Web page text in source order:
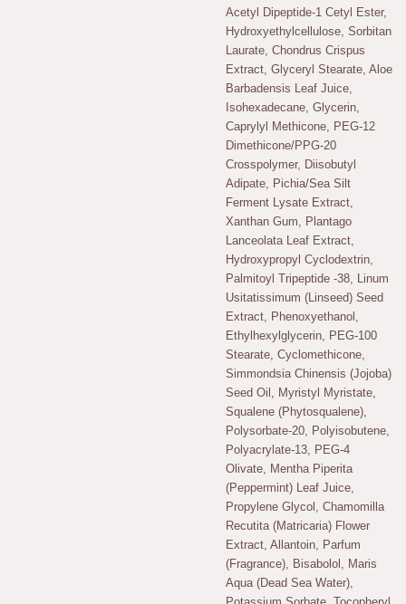
Acetyl Dipeptide-1 Cetyl Ester,
Hydroxyethylcellulose, Sorbitan
Laurate, Chondrus Crispus
Extract, Glyceryl Stearate, Aloe
Barbadensis Leaf Juice,
Isohexadecane, Glycerin,
Caprylyl Methicone, PEG-12
Dimethicone/PPG-20
Crosspolymer, Diisobutyl
Adipate, Pichia/Sea Silt
Ferment Lysate Extract,
Xanthan Gum, Plantago
Lanceolata Leaf Extract,
Hydroxypropyl Cyclodextrin,
Palmitoyl Tripeptide -38, Linum
Usitatissimum (Linseed) Seed
Extract, Phenoxyethanol,
Ethylhexylglycerin, PEG-100
Stearate, Cyclomethicone,
Simmondsia Chinensis (Jojoba)
Seed Oil, Myristyl Myristate,
Squalene (Phytosqualene),
Polysorbate-20, Polyisobutene,
Polyacrylate-13, PEG-4
Olivate, Mentha Piperita
(Peppermint) Leaf Juice,
Propylene Glycol, Chamomilla
Recutita (Matricaria) Flower
Extract, Allantoin, Parfum
(Fragrance), Bisabolol, Maris
Aqua (Dead Sea Water),